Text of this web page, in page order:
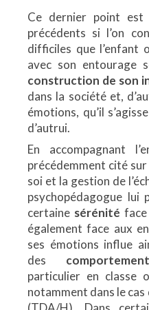
Ce dernier point est
précédents si l’on
difficiles que l’enfant
avec son entourage
construction de son
dans la société et,
émotions, qu’il
d’autrui.
En accompagnant
précédemment cité
soi et la gestion de
psychopédagogue
certaine sérénité
également face aux
ses émotions influe
des
particulier en classe
notamment dans le cas